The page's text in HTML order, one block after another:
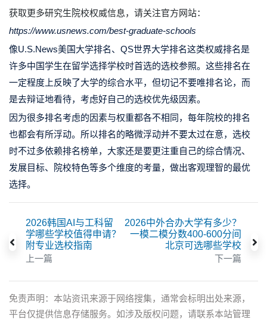
获取更多研究生院校权威信息，请关注官方网站：
https://www.usnews.com/best-graduate-schools
像U.S.News美国大学排名、QS世界大学排名这类权威排名是
许多中国学生在留学选择学校时首选的选校参照。这些排名在
一定程度上反映了大学的综合水平，但切记不要唯排名论，而
是去辩证地看待，考虑好自己的选校优先级因素。
因为很多排名考虑的因素与权重都各不相同，每年院校的排名
也都会有所浮动。所以排名的略微浮动并不要太过在意，选校
时不过多依赖排名榜单，大家还是要更注重自己的综合情况、
发展目标、院校特色等多个维度的考量，做出客观理智的最优
选择。
2026韩国AI与工科留
学哪些学校值得申请？
附专业选校指南
上一篇
2026中外合办大学有多少？
一模二模分数400-600分间
北京可选哪些学校
下一篇
免责声明：本站资讯来源于网络搜集，通常会标明出处来源，
平台仅提供信息存储服务。如涉及版权问题，请联系本站管理